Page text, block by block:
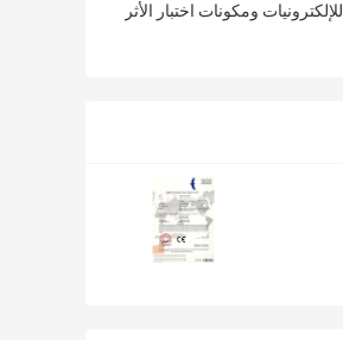
للإلكترونيات ومكونات اختبار الأثر